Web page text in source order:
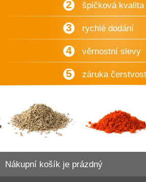
2 špičková kvalita
3 rychlé dodání
4 věrnostní slevy
5 záruka
Nákupní košík je prázdný